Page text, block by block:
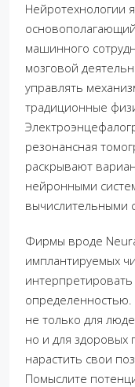
Нейротехнологии
машинного
мозговой
управлять
традиционные
резонансная
раскрывают
нейронными
вычислительными
Фирмы вроде
имплантируемых
определенностью.
не только для
но и для
нарастить свои
Помыслите